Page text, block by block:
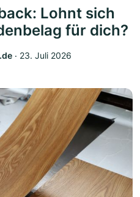
Lohnt sich
für dich?
‧ 23. Juli 2026